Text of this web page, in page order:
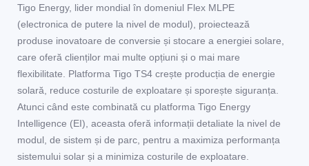
Tigo Energy, lider mondial în domeniul Flex MLPE
(electronica de putere la nivel de modul), proiectează
produse inovatoare de conversie și stocare a energiei solare,
care oferă clienților mai multe opțiuni și o mai mare
flexibilitate. Platforma Tigo TS4 crește producția de energie
solară, reduce costurile de exploatare și sporește siguranța.
Atunci când este combinată cu platforma Tigo Energy
Intelligence (EI), aceasta oferă informații detaliate la nivel de
modul, de sistem și de parc, pentru a maximiza performanța
sistemului solar și a minimiza costurile de exploatare.